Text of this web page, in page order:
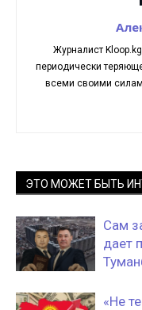
Журналист
периодически
всеми своими
ЭТО МОЖЕТ БЫТЬ
Сам
дает
«Не